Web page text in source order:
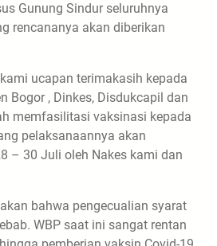
Gunung Sindur seluruhnya
rencananya akan diberikan
ucapan terimakasih kepada
Bogor , Dinkes, Disdukcapil dan
memfasilitasi vaksinasi kepada
pelaksanaannya akan
– 30 Juli oleh Nakes kami dan
bahwa pengecualian syarat
WBP saat ini sangat rentan